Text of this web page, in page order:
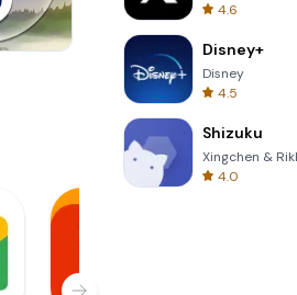
Four Colors
4.6
Disney+
Disney
4.5
Shizuku
Xingchen &
4.0